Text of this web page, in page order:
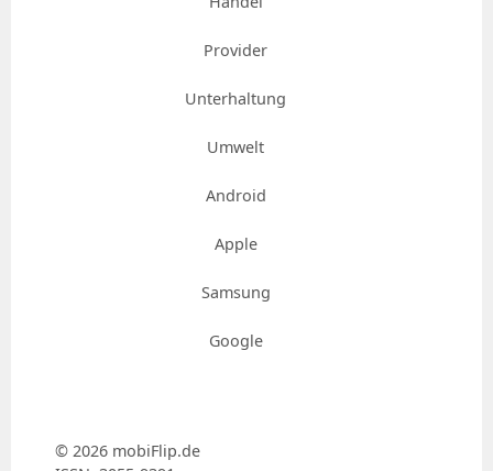
Provider
Unterhaltung
Umwelt
Android
Apple
Samsung
Google
© 2026 mobiFlip.de